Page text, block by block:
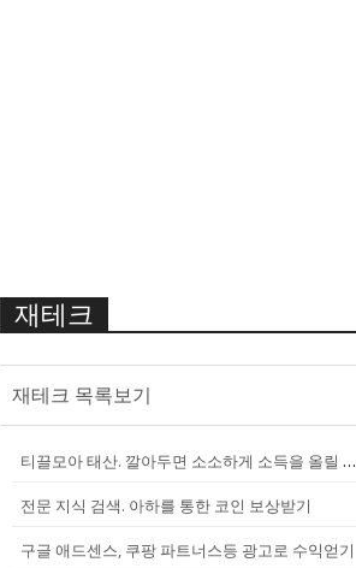
재테크
재테크 목록보기
티끌모아 태산. 깔아두면 소소하게 소득을 올릴 수 있는 앱
전문 지식 검색. 아하를 통한 코인 보상받기
구글 애드센스, 쿠팡 파트너스등 광고로 수익얻기